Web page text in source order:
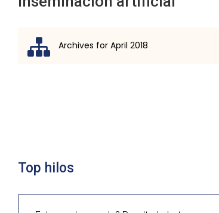
Archives for April 2018
Top hilos